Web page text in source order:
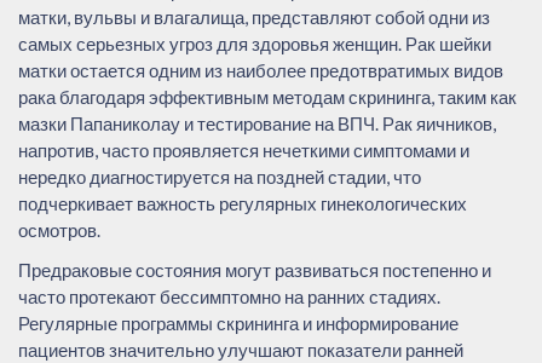
матки, вульвы и влагалища, представляют собой одни из
самых серьезных угроз для здоровья женщин. Рак шейки
матки остается одним из наиболее предотвратимых видов
рака благодаря эффективным методам скрининга, таким как
мазки Папаниколау и тестирование на ВПЧ. Рак яичников,
напротив, часто проявляется нечеткими симптомами и
нередко диагностируется на поздней стадии, что
подчеркивает важность регулярных гинекологических
осмотров.
Предраковые состояния могут развиваться постепенно и
часто протекают бессимптомно на ранних стадиях.
Регулярные программы скрининга и информирование
пациентов значительно улучшают показатели ранней